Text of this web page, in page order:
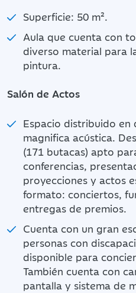
Superficie: 50 m².
Aula que cuenta con
diverso material para
pintura.
Salón de Actos
Espacio distribuido en
magnifica acústica.
(171 butacas) apto
conferencias,
proyecciones y actos
formato: conciertos,
entregas de premios.
Cuenta con un gran
personas con
disponible para
También cuenta con
pantalla y sistema de